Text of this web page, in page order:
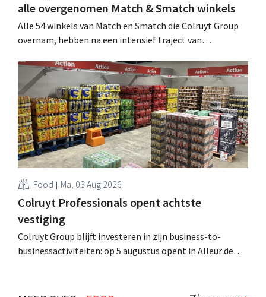
alle overgenomen Match & Smatch winkels
Alle 54 winkels van Match en Smatch die Colruyt Group
overnam, hebben na een intensief traject van
Al is die bestemming voor sommige panden een sluiting.
Food Ma, 03 Aug 2026
Colruyt Professionals opent achtste
vestiging
Colruyt Group blijft investeren in zijn business-to-
businessactiviteiten: op 5 augustus opent in Alleur de
klanten. .